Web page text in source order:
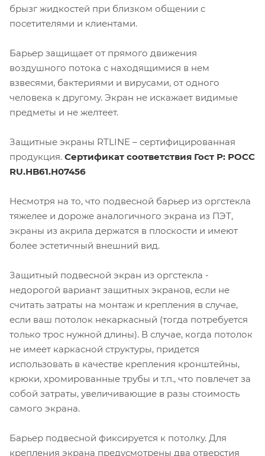
брызг жидкостей при близком общении с
посетителями и клиентами.
Барьер защищает от прямого движения
воздушного потока с находящимися в нем
взвесями, бактериями и вирусами, от одного
человека к другому. Экран не искажает видимые
предметы и не желтеет.
Защитные экраны RTLINE – сертифицированная
продукция. Сертификат соответствия Гост Р: РОСС
RU.НB61.H07456
Несмотря на то, что подвесной барьер из оргстекла
тяжелее и дороже аналогичного экрана из ПЭТ,
экраны из акрила держатся в плоскости и имеют
более эстетичный внешний вид.
Защитный подвесной экран из оргстекла -
недорогой вариант защитных экранов, если не
считать затраты на монтаж и крепления в случае,
если ваш потолок некаркасный (тогда потребуется
только трос нужной длины). В случае, когда потолок
не имеет каркасной структуры, придется
использовать в качестве крепления кронштейны,
крюки, хромированные трубы и т.п., что повлечет за
собой затраты, увеличивающие в разы стоимость
самого экрана.
Барьер подвесной фиксируется к потолку. Для
крепления экрана предусмотрены два отверстия